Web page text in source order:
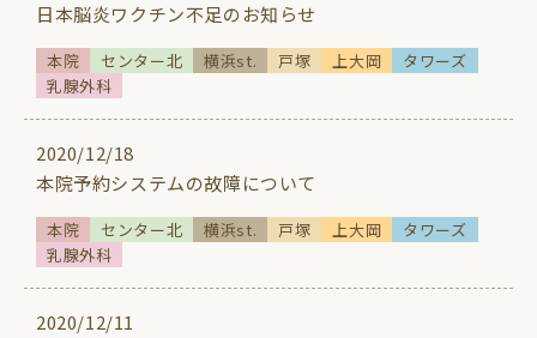
日本脳炎ワクチン不足のお知らせ
本院 センター北 横浜st. 戸塚 上大岡
タワーズ
乳腺外科
2020/12/18
本院予約システムの故障について
本院 センター北 横浜st. 戸塚 上大岡
タワーズ
乳腺外科
2020/12/11